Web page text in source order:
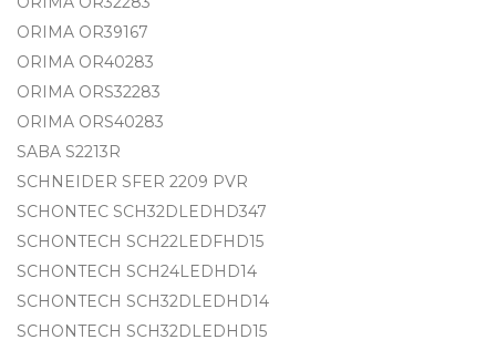
ORIMA OR39167
ORIMA OR40283
ORIMA ORS32283
ORIMA ORS40283
SABA S2213R
SCHNEIDER SFER 2209 PVR
SCHONTEC SCH32DLEDHD347
SCHONTECH SCH22LEDFHD15
SCHONTECH SCH24LEDHD14
SCHONTECH SCH32DLEDHD14
SCHONTECH SCH32DLEDHD15